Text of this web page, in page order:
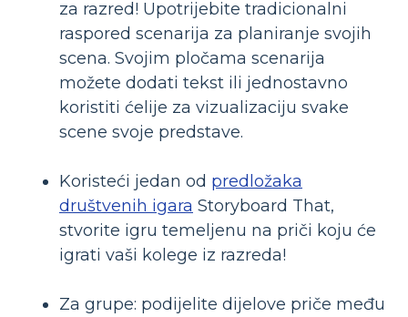
za razred! Upotrijebite tradicionalni
raspored scenarija za planiranje svojih
scena. Svojim pločama scenarija
možete dodati tekst ili jednostavno
koristiti ćelije za vizualizaciju svake
scene svoje predstave.
Koristeći jedan od predložaka
društvenih igara Storyboard That,
stvorite igru ​​temeljenu na priči koju će
igrati vaši kolege iz razreda!
Za grupe: podijelite dijelove priče među